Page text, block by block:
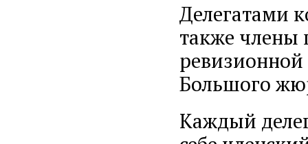
Делегатами
также члены
Большого
Каждый